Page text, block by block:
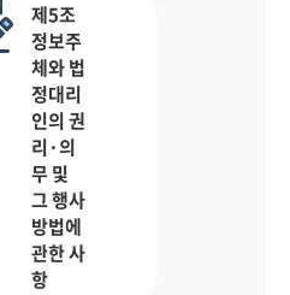
제5조
정보주
체와 법
정대리
인의 권
리·의
무 및
그 행사
방법에
관한 사
항